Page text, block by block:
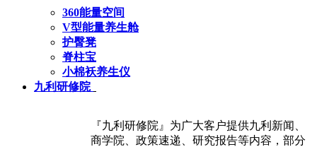
360能量空间
V型能量养生舱
护臀凳
脊柱宝
小棉袄养生仪
九利研修院
『九利研修院』为广大客户提供九利新闻、
商学院、政策速递、研究报告等内容，部分